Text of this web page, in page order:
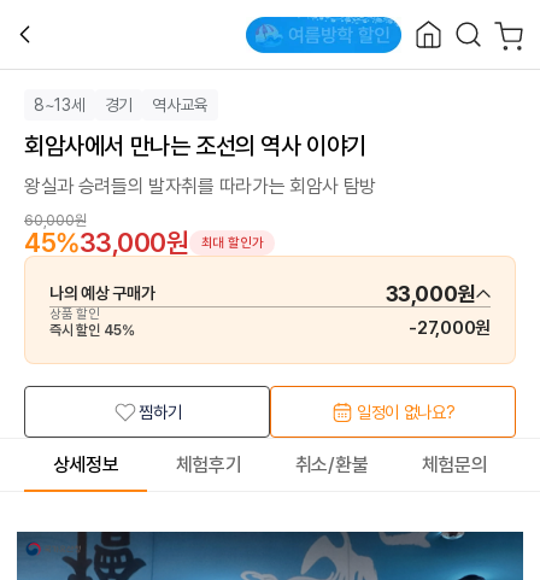
8~13세 경기 역사교육
회암사에서 만나는 조선의 역사 이야기
왕실과 승려들의 발자취를 따라가는 회암사 탐방
60,000원
45%33,000원 최대 할인가
나의 예상 구매가 33,000원
상품 할인
즉시 할인 45% -27,000원
찜하기 일정이 없나요?
상세정보 체험후기 취소/환불 체험문의